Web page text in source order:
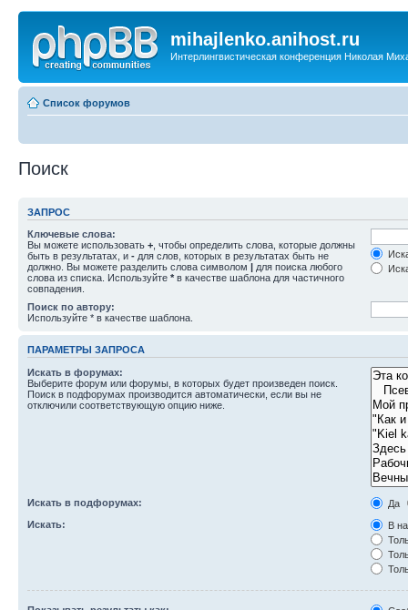
mihajlenko.anihost.ru
Интерлингвистическая конференция Николая
Список форумов
Поиск
ЗАПРОС
Ключевые слова:
Вы можете использовать + , чтобы определить слова, которые должны
быть в результатах, и - для слов, которых в результатах быть не
должно. Вы можете разделить слова символом | для поиска любого
слова из списка. Используйте * в качестве шаблона для частичного
совпадения.
Поиск по автору:
Используйте * в качестве шаблона.
ПАРАМЕТРЫ ЗАПРОСА
Искать в форумах:
Выберите форум или форумы, в которых будет произведен поиск.
Поиск в подфорумах производится автоматически, если вы не
отключили соответствующую опцию ниже.
Искать в подфорумах:
Да
Искать:
В